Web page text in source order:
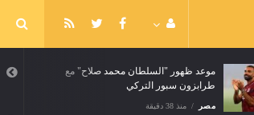
المؤتمر العام لحزب التجمع يدخل مرحلة
الحسم مع اقتراب انتهاب انتخابات المراكز
والاقسام